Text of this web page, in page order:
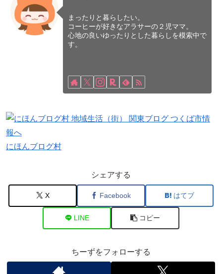
まったりと暮らしたい。
コーヒーが好きなアラサーの２児ママ。
心地の良いゆったりとした暮らしを模索中で
す。
にほんブログ村
シェアする
X Facebook はてブ
LINE コピー
ちーずをフォローする